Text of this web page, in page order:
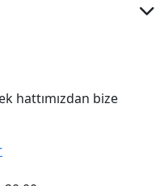
hattımızdan bize